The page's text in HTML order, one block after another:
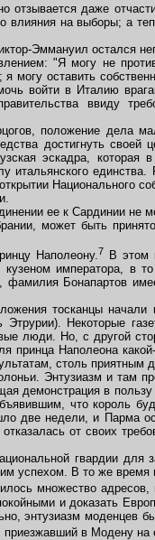
отзывается даже
на выборы; а
Эммануил остался
"Я могу не
могу оставить
войти в Италию
ввиду
положение дела
достигнуть своей
эскадра, которая
итальянского
Национального
ее к Сардинии не
может быть
Наполеону.7
В этом
кузеном императора, в
Бонапартов
тосканцы начали
Некоторые
люди. Но, с другой
принца Наполеона
столь приятным
Энтузиазм и там
демонстрация в
что король
две недели, и Парма
от своих
гвардии для
успехом. В то же время
множество
и доказать
энтузиазм моденцев
приезжавший в Модену на